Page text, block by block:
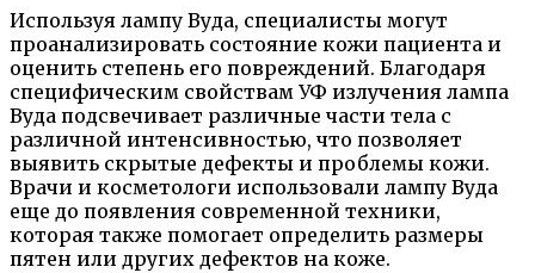
Используя лампу Вуда, специалисты могут
проанализировать состояние кожи пациента и
оценить степень его повреждений. Благодаря
специфическим свойствам УФ излучения лампа
Вуда подсвечивает различные части тела с
различной интенсивностью, что позволяет
выявить скрытые дефекты и проблемы кожи.
Врачи и косметологи использовали лампу Вуда
еще до появления современной техники,
которая также помогает определить размеры
пятен или других дефектов на коже.